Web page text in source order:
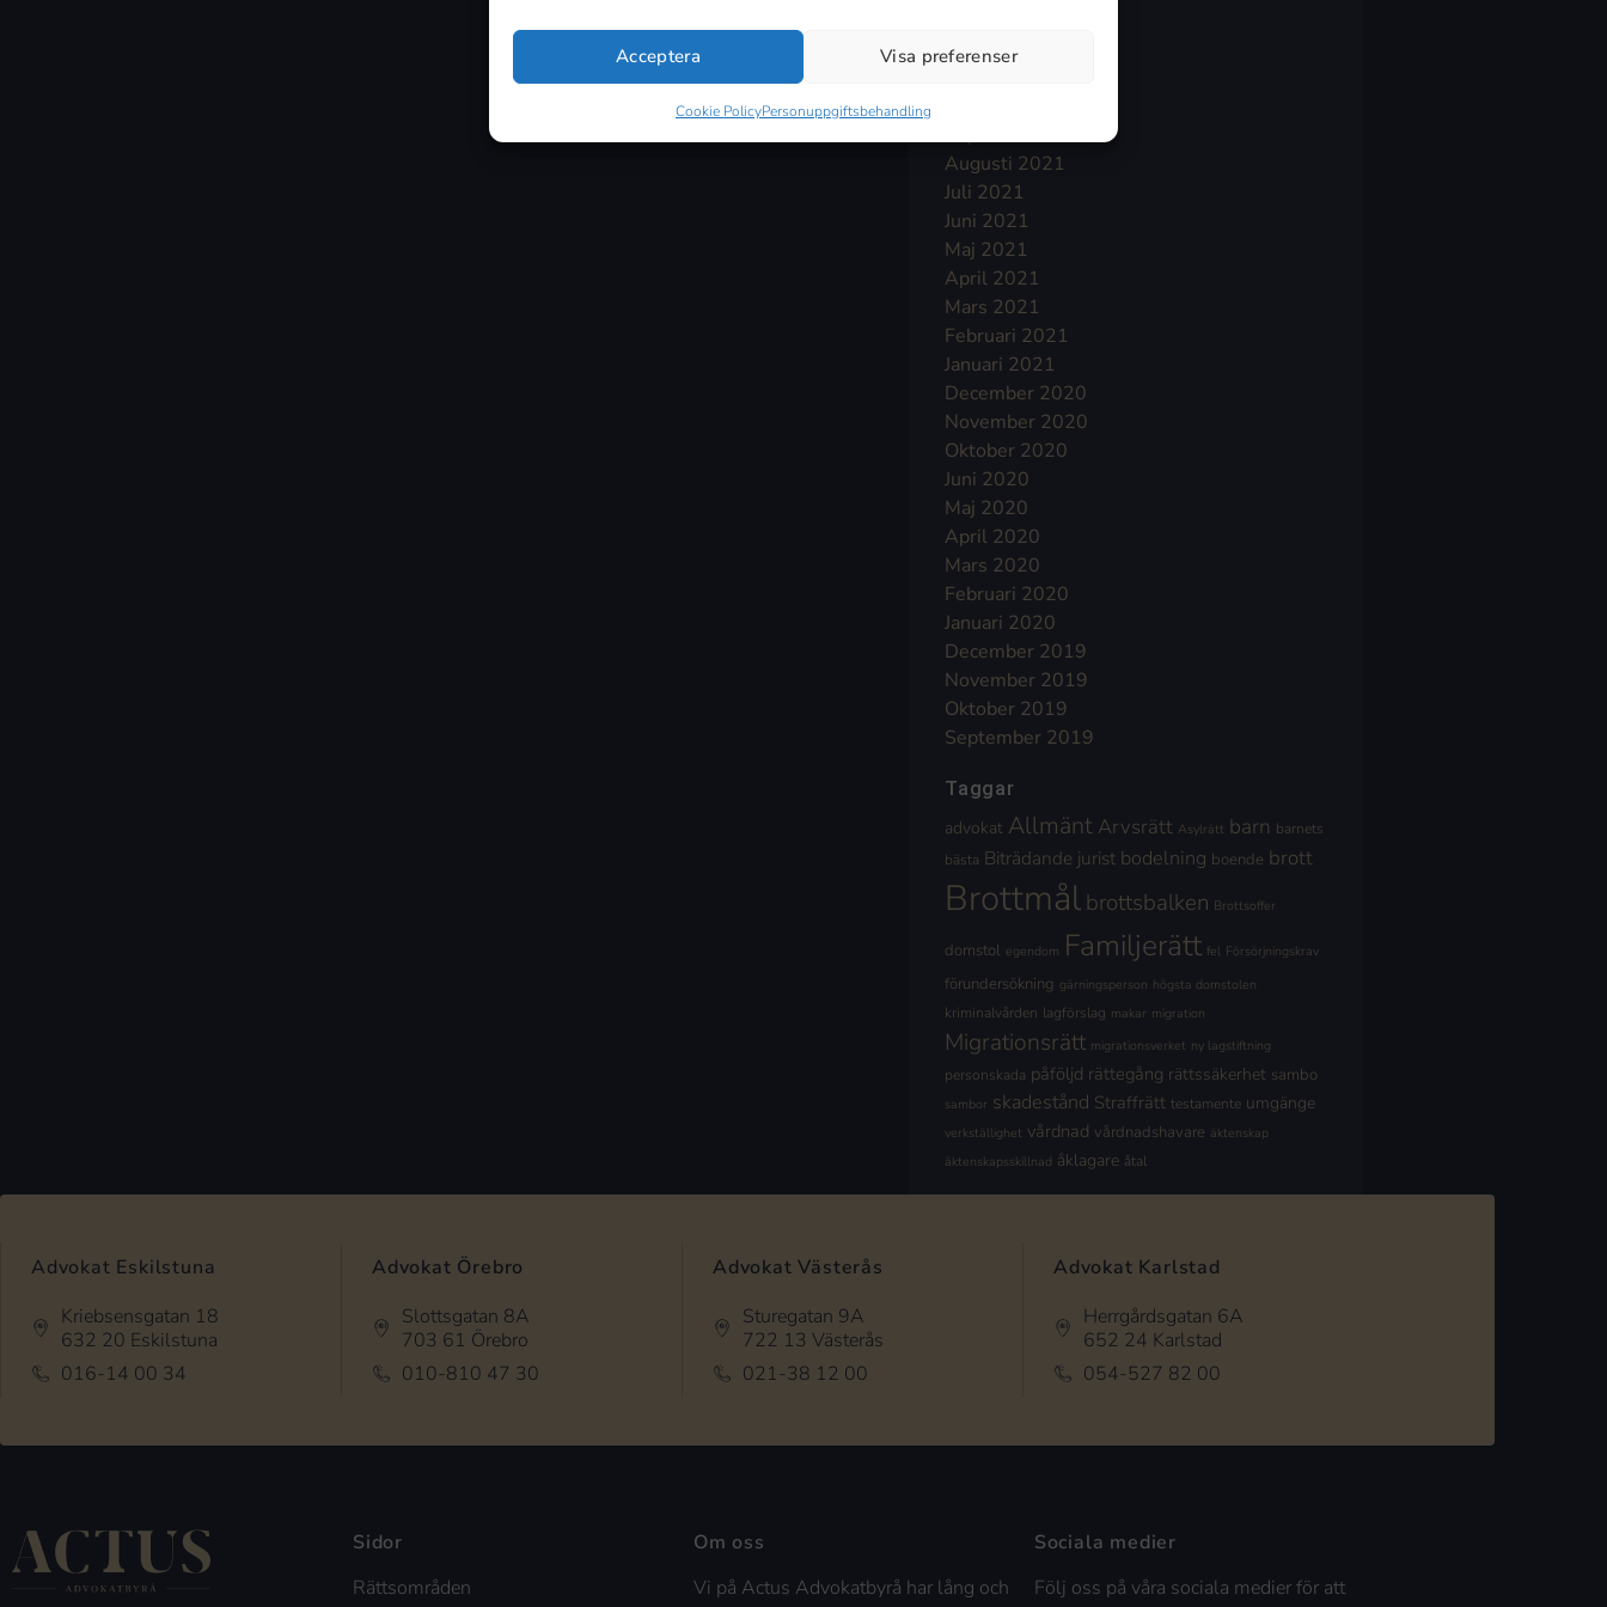
Acceptera Visa preferenser
Cookie PolicyPersonuppgiftsbehandling
December 2021
Augusti 2021
Juli 2021
Juni 2021
Maj 2021
April 2021
Mars 2021
Februari 2021
Januari 2021
December 2020
November 2020
Oktober 2020
Juni 2020
Maj 2020
April 2020
Mars 2020
Februari 2020
Januari 2020
December 2019
November 2019
Oktober 2019
September 2019
Taggar
advokat Allmänt Arvsrätt Asylrätt barn barnets
bästa Biträdande jurist bodelning boende brott
Brottmålbrottsbalken Brottsoffer
domstol egendom Familjerätt fel Försörjningskrav
förundersökning gärningsperson högsta domstolen
kriminalvården lagförslag makar migration
Migrationsrätt migrationsverket ny lagstiftning
personskada påföljd rättegång rättssäkerhet sambo
sambor skadestånd Straffrätt testamente umgänge
verkställighet vårdnad vårdnadshavare äktenskap
äktenskapsskillnad åklagare åtal
Advokat Eskilstuna
Kriebsensgatan 18
632 20 Eskilstuna
016-14 00 34
Advokat Örebro
Slottsgatan 8A
703 61 Örebro
010-810 47 30
Advokat Västerås
Sturegatan 9A
722 13 Västerås
021-38 12 00
Advokat Karlstad
Herrgårdsgatan 6A
652 24 Karlstad
054-527 82 00
Sidor
Rättsområden
Om oss
Vi på Actus Advokatbyrå har lång och
Sociala medier
Följ oss på våra sociala medier för att